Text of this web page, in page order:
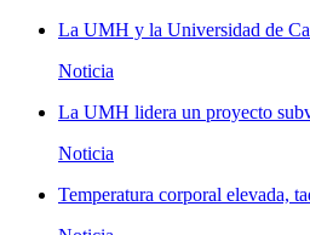
La UMH y la Universidad de
Noticia
La UMH lidera un proyecto
Noticia
Temperatura corporal elevada,